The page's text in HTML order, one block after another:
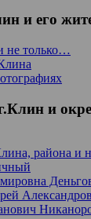
и его
не только…
и
района и